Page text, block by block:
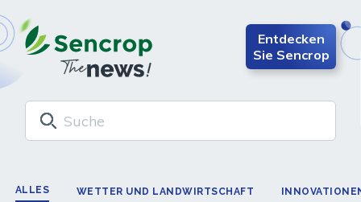
Entdecken
Sie Sencrop
ALLES WETTER UND LANDWIRTSCHAFT